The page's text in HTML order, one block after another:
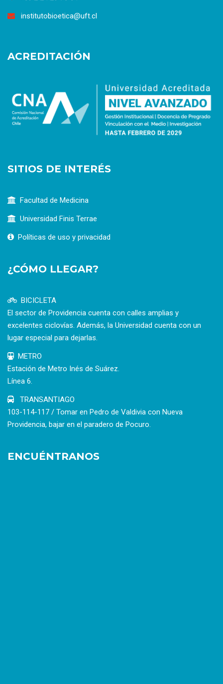
institutobioetica@uft.cl
ACREDITACIÓN
SITIOS DE INTERÉS
Facultad de Medicina
Universidad Finis Terrae
Políticas de uso y privacidad
¿CÓMO LLEGAR?
BICICLETA
El sector de Providencia cuenta con calles amplias y
excelentes ciclovías. Además, la Universidad cuenta con un
lugar especial para dejarlas.
METRO
Estación de Metro Inés de Suárez.
Línea 6.
TRANSANTIAGO
103-114-117 / Tomar en Pedro de Valdivia con Nueva
Providencia, bajar en el paradero de Pocuro.
ENCUÉNTRANOS